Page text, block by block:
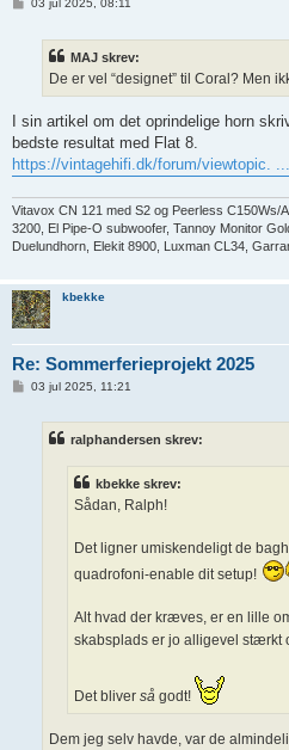
03 jul 2025, 08:11
MAJ skrev:
De er vel “designet” til Coral? Men
I sin artikel om det oprindelige horn
bedste resultat med Flat 8.
https://vintagehifi.dk/forum/viewtopic.
Vitavox CN 121 med S2 og Peerless C150Ws/
3200, El Pipe-O subwoofer, Tannoy Monitor
Duelundhorn, Elekit 8900, Luxman CL34,
kbekke
Re: Sommerferieprojekt 2025
03 jul 2025, 11:21
ralphandersen skrev:
kbekke skrev:
Sådan, Ralph!
Det ligner umiskendeligt de
quadrofoni-enable dit setup!
Alt hvad der kræves, er en lille
skabsplads er jo alligevel stærkt
Det bliver så godt!
Dem jeg selv havde, var de